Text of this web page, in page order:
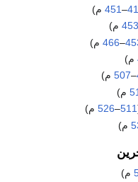
–
451 م)
453 م)
–
466 م)
م)
–
507 م)
م)
511
–
526 م)
م)
م)